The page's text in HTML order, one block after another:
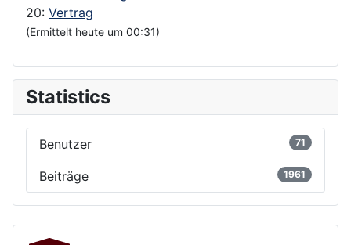
20: Vertrag
(Ermittelt heute um 00:31)
Statistics
Benutzer 71
Beiträge 1961